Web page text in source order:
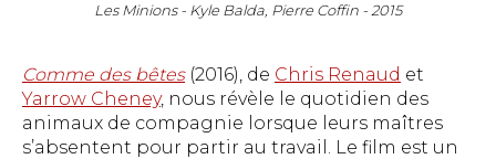
Les Minions - Kyle Balda, Pierre Coffin - 2015
Comme des bêtes(2016), de Chris Renaud et
Yarrow Cheney, nous révèle le quotidien des
animaux de compagnie lorsque leurs maîtres
s’absentent pour partir au travail. Le film est un